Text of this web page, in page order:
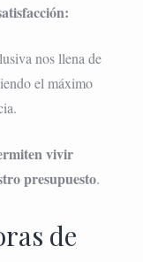
nos llena de
el máximo
vivir
presupuesto.
de